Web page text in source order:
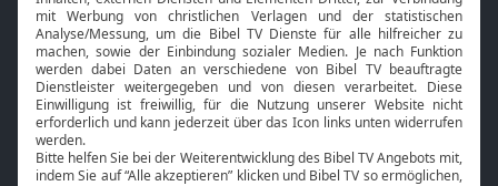
Bibelthek Online-Bibel
Nächster Gottesdienst
Bibel TV
Über uns
Service
Kontakt